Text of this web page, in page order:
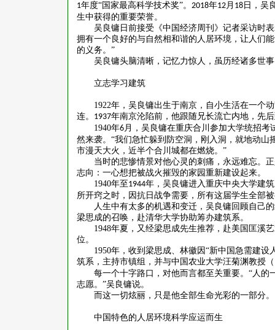
1年度“国家最高科学技术奖”。 2018年12月 18 日，吴
生中获得的重要荣誉。
吴良镛日前接受《中国经济周刊》记者采访时
拥有一个良好的与自然相和谐的人居环境，让人们
的义务。”
吴良镛头脑清晰，记忆力惊人，虽历经诸多世
立志学习建筑
1922年，吴良镛出生于南京，自小生活在一个
连。 1937年南京沦陷前，他跟随兄长流亡内地，先
1940年6月，吴良镛在重庆合川参加大学统招
然来袭。“我们急忙躲到防空洞，刚入洞，就地动
市漫天大火，近半个合川城都在燃烧。”
当时的悲惨情景对他心灵的刺痛，永远难忘。
志向：一心想把被战火摧毁的家园重新建设起来。
1940年至 1944年，吴良镛进入重庆中央大学建
所开窍之时，因抗日战争需要，所有这届学生全部
人生中有太多的机遇和变迁，吴良镛回顾自己
梁思成的召唤，赴清华大学协助筹办建筑系。
1948年夏，又经梁思成先生推荐，赴美国匡溪
位。
1950年，收到梁思成、林徽因“新中国急需建设
筑系，主持市镇组，并与中国农业大学汪菊渊教授（
每一个十字路口，对他而言都至关重要。 “人的
志愿。”吴良镛说。
而这一切炫丽，只是他全部生命光彩的一部分。
中国特色的人居环境科学应运而生